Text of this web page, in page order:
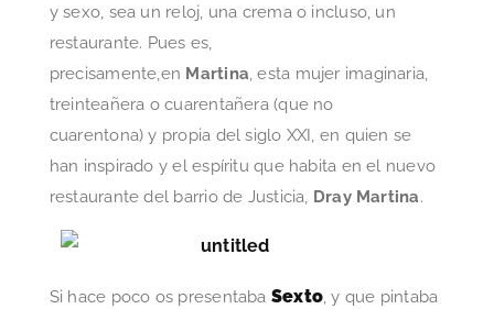
y sexo, sea un reloj, una crema o incluso, un
restaurante. Pues es,
precisamente,en Martina, esta mujer imaginaria,
treinteañera o cuarentañera (que no
cuarentona) y propia del siglo XXI, en quien se
han inspirado y el espíritu que habita en el nuevo
restaurante del barrio de Justicia, Dray Martina.
Si hace poco os presentaba Sexto, y que pintaba